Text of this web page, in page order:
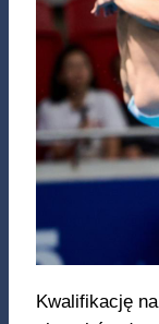
Kwalifikację